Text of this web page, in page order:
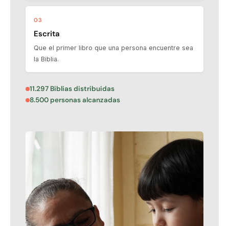
03
Escrita
Que el primer libro que una persona encuentre sea
la Biblia.
11.297 Biblias distribuidas
8.500 personas alcanzadas